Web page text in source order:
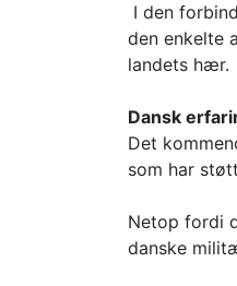
I den
den enkelte
landets hær.
Dansk
Det
som har
Netop fordi
danske